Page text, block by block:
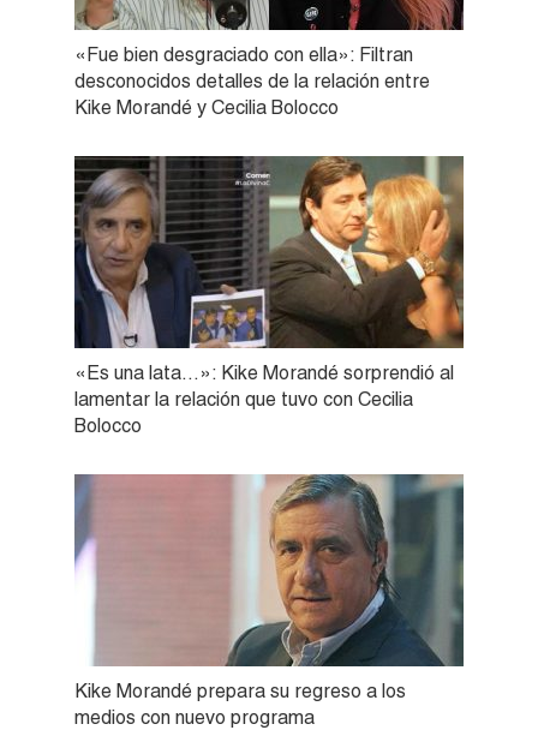
«Fue bien desgraciado con ella»: Filtran
desconocidos detalles de la relación entre
Kike Morandé y Cecilia Bolocco
«Es una lata…»: Kike Morandé sorprendió al
lamentar la relación que tuvo con Cecilia
Bolocco
Kike Morandé prepara su regreso a los
medios con nuevo programa